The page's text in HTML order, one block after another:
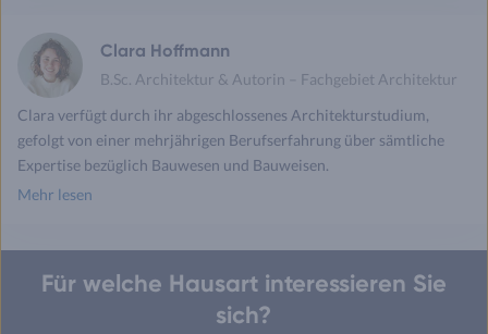
Clara Hoffmann
B.Sc. Architektur & Autorin – Fachgebiet Architektur
Clara verfügt durch ihr abgeschlossenes Architekturstudium,
gefolgt von einer mehrjährigen Berufserfahrung über sämtliche
Expertise bezüglich Bauwesen und Bauweisen.
Mehr lesen
Für welche Hausart interessieren Sie
sich?